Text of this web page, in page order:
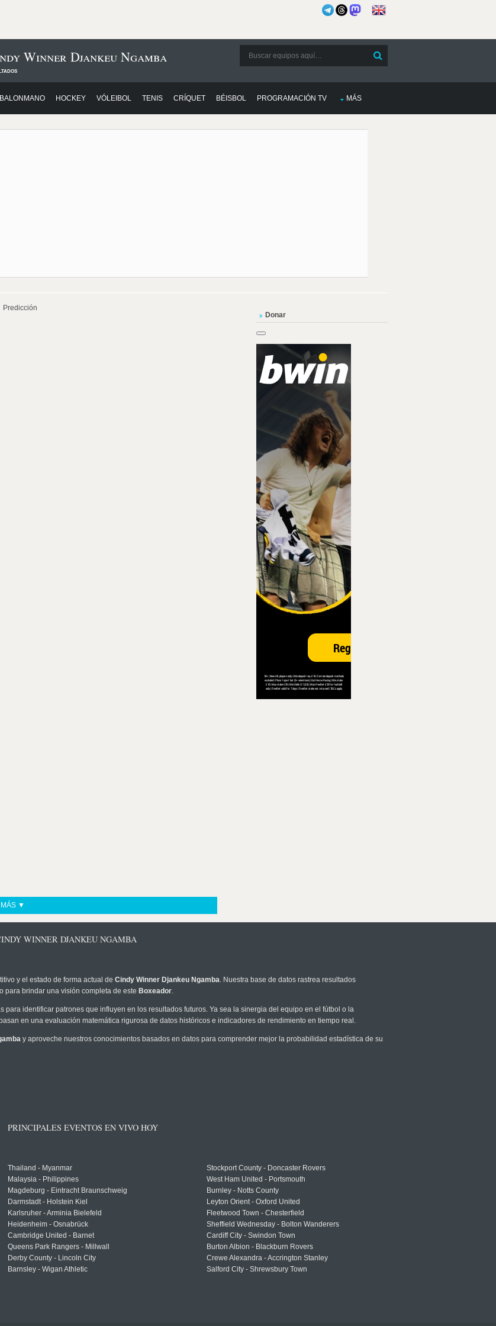
Winner Djankeu Ngamba
BALONMANO HOCKEY VÓLEIBOL TENIS CRÍQUET BÉISBOL PROGRAMACIÓN TV MÁS
Predicción
MÁS ▼
Donar
WINNER DJANKEU NGAMBA
y el estado de forma actual de Cindy Winner Djankeu Ngamba. Nuestra base de datos rastrea resultados
para brindar una visión completa de este Boxeador.
para identificar patrones que influyen en los resultados futuros. Ya sea la sinergia del equipo en el fútbol o la
en una evaluación matemática rigurosa de datos históricos e indicadores de rendimiento en tiempo real.
y aproveche nuestros conocimientos basados en datos para comprender mejor la probabilidad estadística de su
PRINCIPALES EVENTOS EN VIVO HOY
Thailand - Myanmar
Malaysia - Philippines
Magdeburg - Eintracht Braunschweig
Darmstadt - Holstein Kiel
Karlsruher - Arminia Bielefeld
Heidenheim - Osnabrück
Cambridge United - Barnet
Queens Park Rangers - Millwall
Derby County - Lincoln City
Barnsley - Wigan Athletic
Stockport County - Doncaster Rovers
West Ham United - Portsmouth
Burnley - Notts County
Leyton Orient - Oxford United
Fleetwood Town - Chesterfield
Sheffield Wednesday - Bolton Wanderers
Cardiff City - Swindon Town
Burton Albion - Blackburn Rovers
Crewe Alexandra - Accrington Stanley
Salford City - Shrewsbury Town